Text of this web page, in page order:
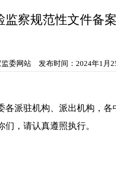
察规范性文件备
委网站 发布时间： 2024年1月
驻机构、派出机构，各
，请认真遵照执行。